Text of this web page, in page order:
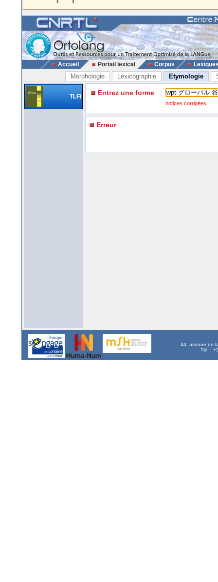
Accueil Portail lexical Corpus
Morphologie Lexicographie Etymologie
TLFi Entrez une forme
notices corrigées
Erreur
44, avenue de
Tél. :